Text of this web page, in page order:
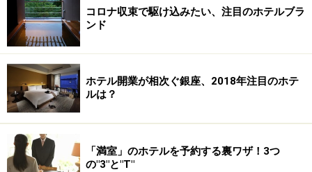
ことになります。
もし、ホテルが公式サイトで、宿泊予約サイトと同様の
部屋を9500円で提供できれば、予約サイトへ支払う1000
円の手数料は必要なく、ホテルと利用者双方500円得を
することになり、ホテルと利用者の利害は一致します。
（これは単純な計算例で、予約サイトによって成約手数
料は異なりますし、ホテルと予約サイト間の規約やポイ
ント利用、その他複雑なシステムがあることも付言して
コロナ収束で駆け込みたい、注目のホテルブラ
ンド
ホテル開業が相次ぐ銀座、2018年注目のホテ
ルは？
「満室」のホテルを予約する裏ワザ！3つ
の"3"と"T"